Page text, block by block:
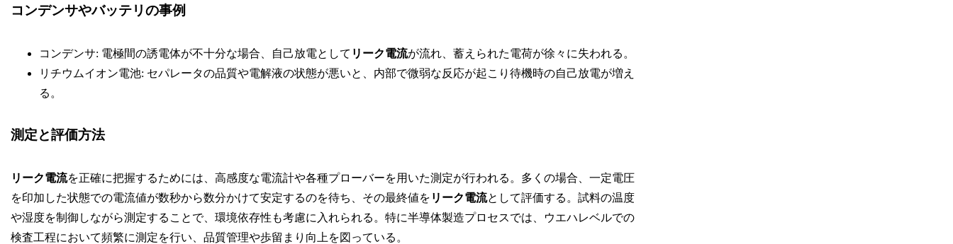
コンデンサやバッテリの事例
コンデンサ: 電極間の誘電体が不十分な場合、自己放電として リーク電流が流れ、蓄えられた電荷が徐々に失われる。
リチウムイオン電池: セパレータの品質や電解液の状態が悪いと、内部で微弱な反応が起こり待機時の自己放電が増え
る。
測定と評価方法
リーク電流を正確に把握するためには、高感度な電流計や各種プローバーを用いた測定が行われる。多くの場合、一定電圧
を印加した状態での電流値が数秒から数分かけて安定するのを待ち、その最終値を リーク電流として評価する。試料の温度
や湿度を制御しながら測定することで、環境依存性も考慮に入れられる。特に半導体製造プロセスでは、ウエハレベルでの
検査工程において頻繁に測定を行い、品質管理や歩留まり向上を図っている。